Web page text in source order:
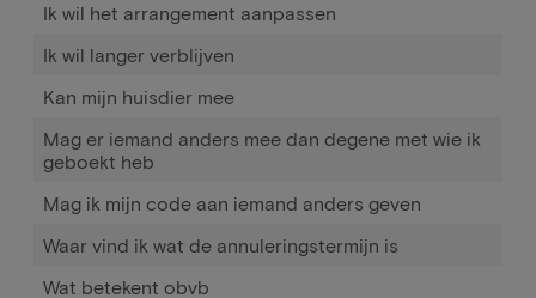
Ik wil het arrangement aanpassen
Ik wil langer verblijven
Kan mijn huisdier mee
Mag er iemand anders mee dan degene met wie ik
geboekt heb
Mag ik mijn code aan iemand anders geven
Waar vind ik wat de annuleringstermijn is
Wat betekent obvb